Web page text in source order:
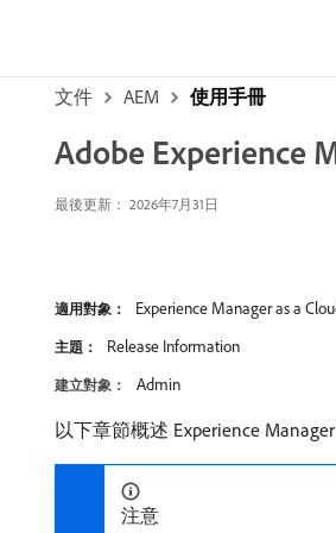
文件 AEM 使用手冊
Adobe Experience
最後更新： 2026年7月31日
適用對象： Experience Manager as a
主題： Release Information
建立對象： Admin
以下章節概述 Experience
注意